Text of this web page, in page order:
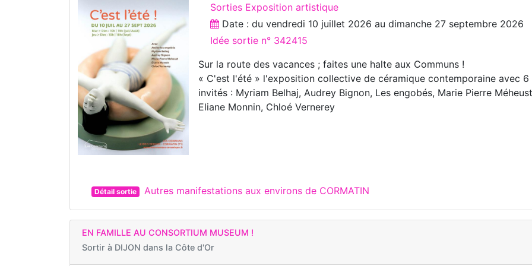
Sorties Exposition artistique
Date : duvendredi 10 juillet 2026 audimanche 27 septembre 2026
Idée sortie n° 342415
Sur la route des vacances ; faites une halte aux Communs !
« C'est l'été » l'exposition collective de céramique contemporaine avec 6
invités : Myriam Belhaj, Audrey Bignon, Les engobés, Marie Pierre
Eliane Monnin, Chloé Vernerey
Détail sortie Autres manifestations aux environs de CORMATIN
EN FAMILLE AU CONSORTIUM MUSEUM !
Sortir à DIJON dans la Côte d'Or